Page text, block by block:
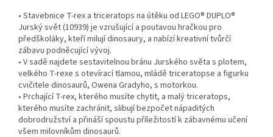
• Stavebnice T-rex a triceratops na útěku od LEGO® DUPLO®
Jurský svět (10939) je vzrušující a poutavou hračkou pro
předškoláky, kteří milují dinosaury, a nabízí kreativní tvůrčí
zábavu podněcující vývoj.
• V sadě najdete sestavitelnou bránu Jurského světa s plotem,
velkého T-rexe s otevírací tlamou, mládě triceratopse a figurku
cvičitele dinosaurů, Owena Gradyho, s motorkou.
• Prchající T-rex, kterého musíte chytit, a malý triceratops,
kterého musíte zachránit, slibují bezpočet nápaditých
dobrodružství a přináší spoustu příležitostí k zábavnému učení
všem milovníkům dinosaurů.